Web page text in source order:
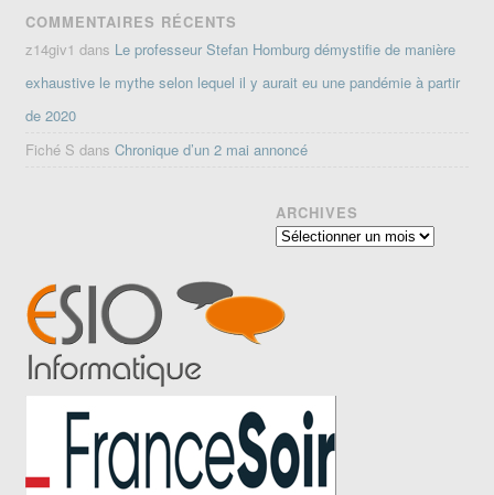
COMMENTAIRES RÉCENTS
z14giv1 dans Le professeur Stefan Homburg démystifie de manière
exhaustive le mythe selon lequel il y aurait eu une pandémie à partir
de 2020
Fiché S dansChronique d’un 2 mai annoncé
ARCHIVES
Archives